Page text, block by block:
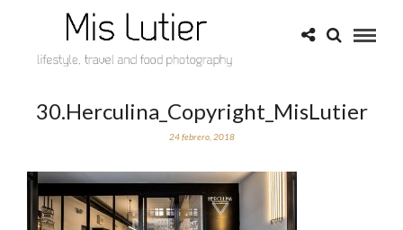
30.Herculina_Copyright_MisLutier
24 febrero, 2018